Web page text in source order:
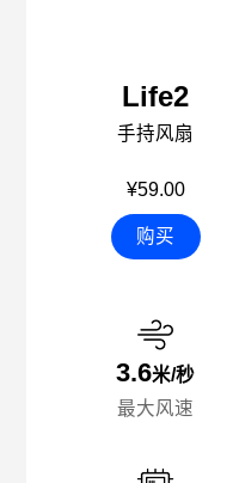
Life2
手持风扇
¥59.00
购买
3.6米/秒
最大风速